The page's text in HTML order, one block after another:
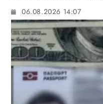
06.08.2026 14:07